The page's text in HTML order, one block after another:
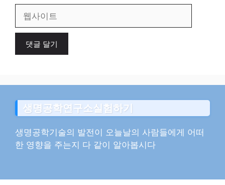
일
이
생명공학연구소실험하기
생명공학기술의 발전이 오늘날의 사람들에게 어떠
한 영향을 주는지 다 같이 알아봅시다